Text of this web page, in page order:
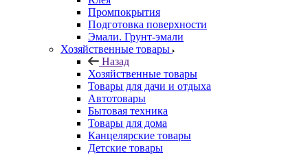
Промпокрытия
Подготовка поверхности
Эмали. Грунт-эмали
Хозяйственные товары
Назад
Хозяйственные товары
Товары для дачи и отдыха
Автотовары
Бытовая техника
Товары для дома
Канцелярские товары
Детские товары